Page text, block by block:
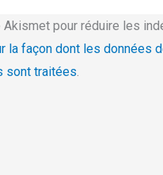
pour réduire les
la façon dont les données
sont traitées.